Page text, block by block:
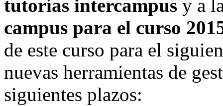
tutorías intercampus y a
campus para el curso
de este curso para el
nuevas herramientas de
siguientes plazos: